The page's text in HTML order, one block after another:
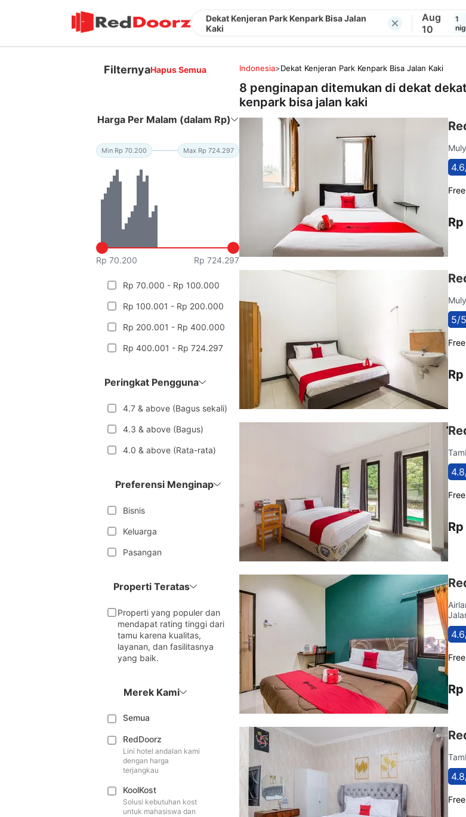
Dekat Kenjeran Park Kenpark Bisa Jalan
Kaki
Aug
10
1
FilternyaHapus Semua
Harga Per Malam (dalam Rp)
Min Rp 70.200 Max Rp 724.297
Rp 70.200 Rp 724.297
Rp 70.000 - Rp 100.000
Rp 100.001 - Rp 200.000
Rp 200.001 - Rp 400.000
Rp 400.001 - Rp 724.297
Peringkat Pengguna
4.7 & above (Bagus sekali)
4.3 & above (Bagus)
4.0 & above (Rata-rata)
Preferensi Menginap
Bisnis
Keluarga
Pasangan
Properti Teratas
Properti yang populer dan
mendapat rating tinggi dari
tamu karena kualitas,
layanan, dan fasilitasnya
yang baik.
Merek Kami
Semua
RedDoorz
Lini hotel andalan kami
dengan harga
terjangkau
KoolKost
Solusi kebutuhan kost
untuk mahasiswa dan
Indonesia>Dekat Kenjeran Park Kenpark Bisa Jalan Kaki
8 penginapan ditemukan di dekat
kenpark bisa jalan kaki
5/5